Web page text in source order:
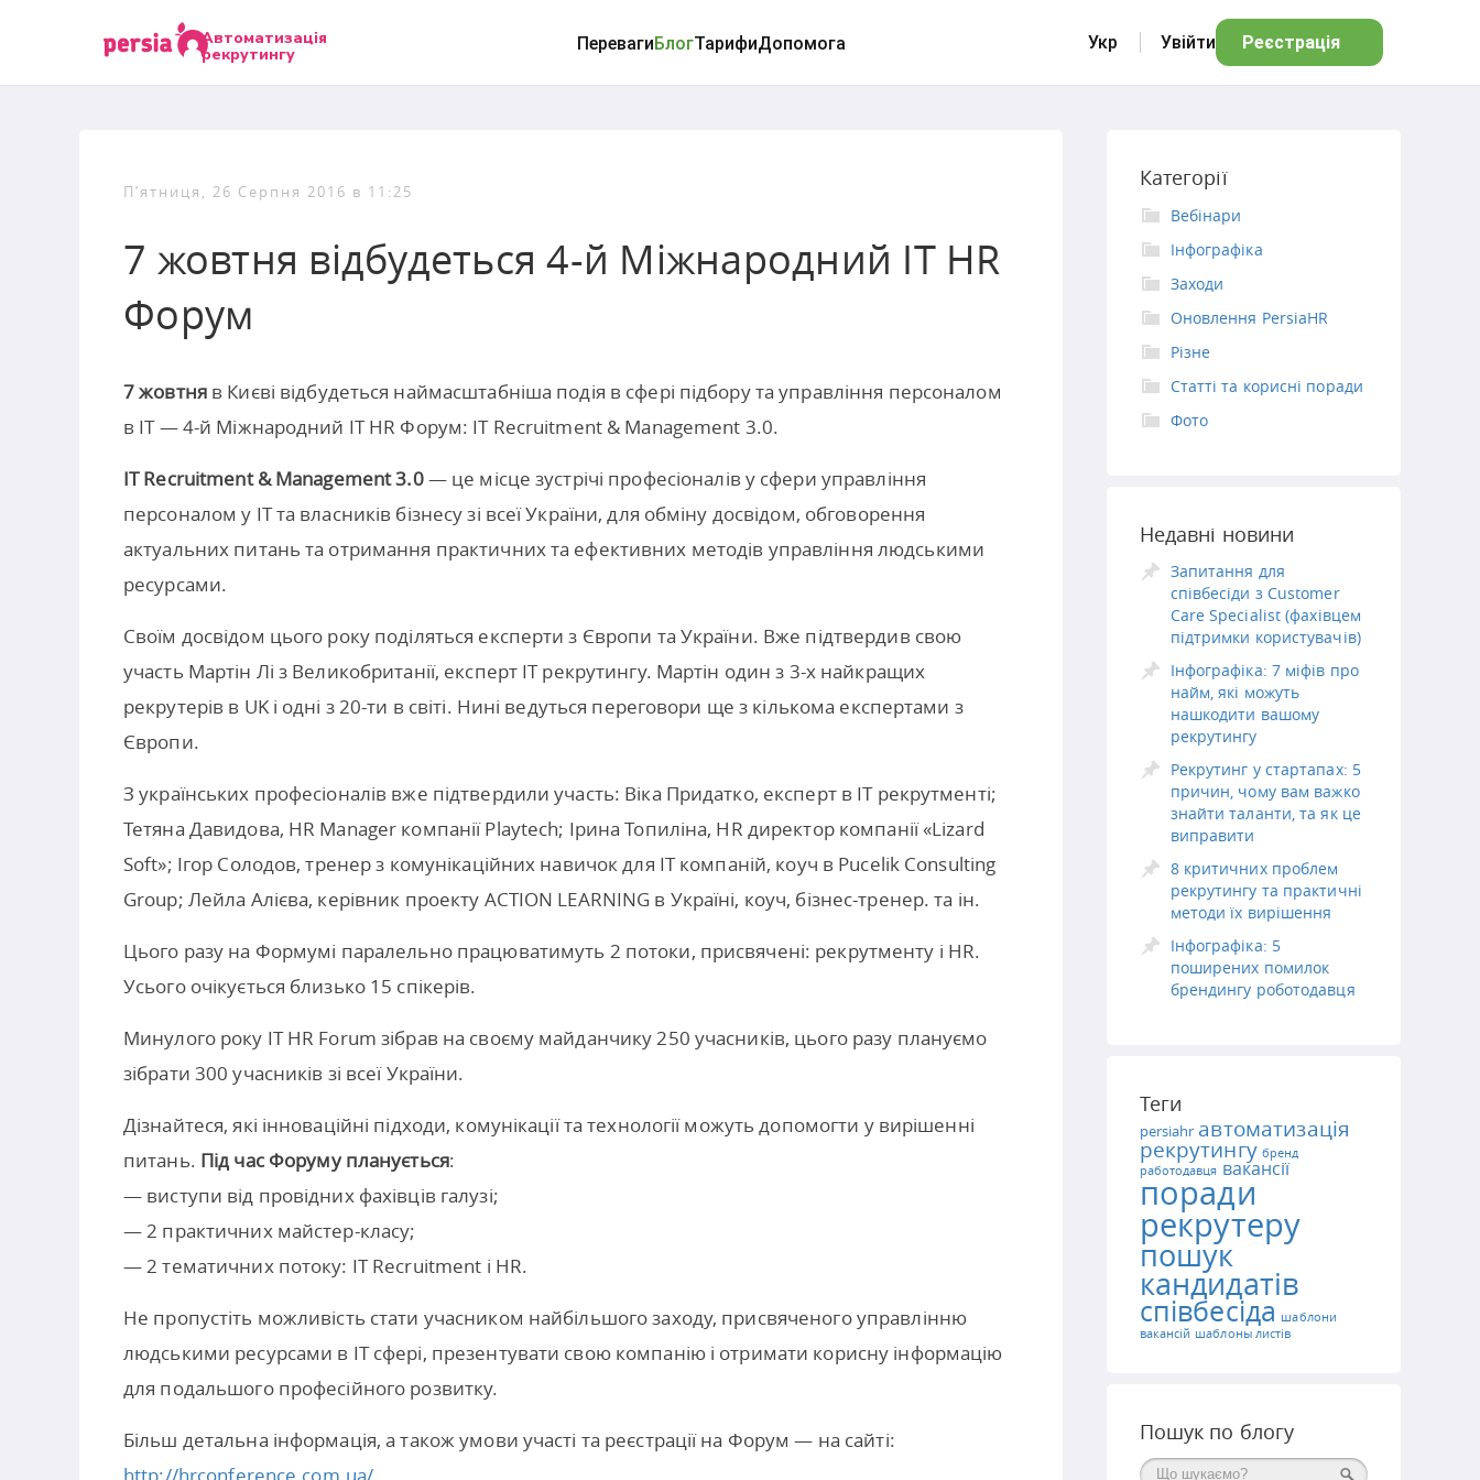
Автоматизація
рекрутингу
ПеревагиБлогТарифиДопомога Укр Увійти Реєстрація
П’ятниця, 26 Серпня 2016 в 11:25
7 жовтня відбудеться 4-й Міжнародний IT HR
Форум
7 жовтняв Києві відбудеться наймасштабніша подія в сфері підбору та управління персоналом
в IT — 4-й Міжнародний IT HR Форум: IT Recruitment & Management 3.0.
IT Recruitment & Management 3.0— це місце зустрічі професіоналів у сфери управління
персоналом у IT та власників бізнесу зі всеї України, для обміну досвідом, обговорення
актуальних питань та отримання практичних та ефективних методів управління людськими
ресурсами.
Своїм досвідом цього року поділяться експерти з Європи та України. Вже підтвердив свою
участь Мартін Лі з Великобританії, експерт IT рекрутингу. Мартін один з 3-х найкращих
рекрутерів в UK і одні з 20-ти в світі. Нині ведуться переговори ще з кількома експертами з
Європи.
З українських професіоналів вже підтвердили участь: Віка Придатко, експерт в IT рекрутменті;
Тетяна Давидова, HR Manager компанії Playtech; Ірина Топиліна, HR директор компанії «Lizard
Soft»; Ігор Солодов, тренер з комунікаційних навичок для IT компаній, коуч в Pucelik Consulting
Group; Лейла Алієва, керівник проекту ACTION LEARNING в Україні, коуч, бізнес-тренер. та ін.
Цього разу на Формумі паралельно працюватимуть 2 потоки, присвячені: рекрутменту і HR.
Усього очікується близько 15 спікерів.
Минулого року IT HR Forum зібрав на своєму майданчику 250 учасників, цього разу плануємо
зібрати 300 учасників зі всеї України.
Дізнайтеся, які інноваційні підходи, комунікації та технології можуть допомогти у вирішенні
питань. Під час Форуму планується:
— виступи від провідних фахівців галузі;
— 2 практичних майстер-класу;
— 2 тематичних потоку: IT Recruitment і HR.
Не пропустіть можливість стати учасником найбільшого заходу, присвяченого управлінню
людськими ресурсами в IT сфері, презентувати свою компанію і отримати корисну інформацію
для подальшого професійного розвитку.
Більш детальна інформація, а також умови участі та реєстрації на Форум — на сайті:
Категорії
Вебінари
Інфографіка
Заходи
Оновлення PersiaHR
Різне
Статті та корисні поради
Фото
Недавні новини
Запитання для
співбесіди з Customer
Care Specialist (фахівцем
підтримки користувачів)
Інфографіка: 7 міфів про
найм, які можуть
нашкодити вашому
рекрутингу
Рекрутинг у стартапах: 5
причин, чому вам важко
знайти таланти, та як це
виправити
8 критичних проблем
рекрутингу та практичні
методи їх вирішення
Інфографіка: 5
поширених помилок
брендингу роботодавця
Теги
persiahr автоматизація
рекрутингу бренд
работодавця вакансії
поради
рекрутеру
пошук
кандидатів
співбесіда шаблони
вакансій шаблоны листів
Пошук по блогу
Поиск